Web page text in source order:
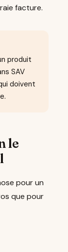
facture.
produit
SAV
doivent
le
pour un
que pour